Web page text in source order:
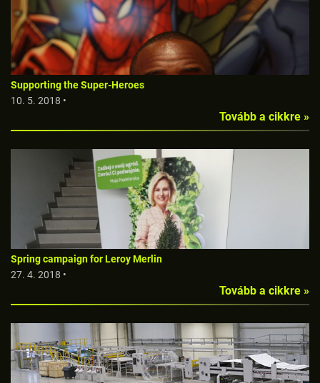
Supporting the Super-Heroes
10. 5. 2018 •
Tovább a cikkre »
Spring campaign for Leroy Merlin
27. 4. 2018 •
Tovább a cikkre »